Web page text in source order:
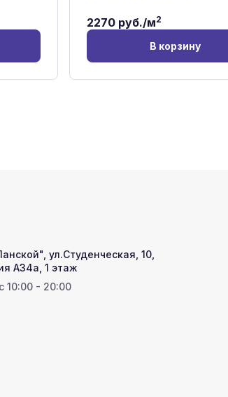
2270руб./м2
В корзину
ул.Студенческая, 10,
А34а, 1 этаж
10:00 - 20:00